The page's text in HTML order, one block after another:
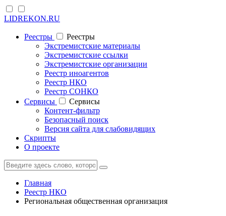
LIDREKON.RU
Реестры
Реестры
Экстремистские материалы
Экстремистские ссылки
Экстремистские организации
Реестр иноагентов
Реестр НКО
Реестр СОНКО
Cервисы
Cервисы
Контент-фильтр
Безопасный поиск
Версия сайта для слабовидящих
Скрипты
О проекте
Главная
Реестр НКО
Региональная общественная организация